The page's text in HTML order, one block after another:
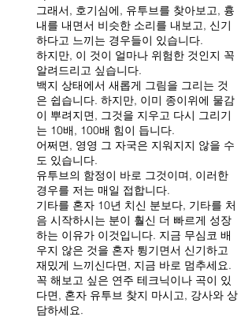
그래서, 호기심에, 유투브를 찾아보고, 흉
내를 내면서 비슷한 소리를 내보고, 신기
하다고 느끼는 경우들이 있습니다.
하지만, 이 것이 얼마나 위험한 것인지 꼭
알려드리고 싶습니다.
백지 상태에서 새롭게 그림을 그리는 것
은 쉽습니다. 하지만, 이미 종이위에 물감
이 뿌려지면, 그것을 지우고 다시 그리기
는 10배, 100배 힘이 듭니다.
어쩌면, 영영 그 자국은 지워지지 않을 수
도 있습니다.
유투브의 함정이 바로 그것이며, 이러한
경우를 저는 매일 접합니다.
기타를 혼자 10년 치신 분보다, 기타를 처
음 시작하시는 분이 훨신 더 빠르게 성장
하는 이유가 이것입니다. 지금 무심코 배
우지 않은 것을 혼자 튕기면서 신기하고
재밌게 느끼신다면, 지금 바로 멈추세요.
꼭 해보고 싶은 연주 테크닉이나 곡이 있
다면, 혼자 유투브 찾지 마시고, 강사와 상
담하세요.